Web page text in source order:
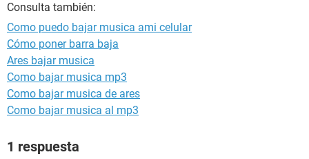
Consulta también:
Como puedo bajar musica ami celular
Cómo poner barra baja
Ares bajar musica
Como bajar musica mp3
Como bajar musica de ares
Como bajar musica al mp3
1 respuesta